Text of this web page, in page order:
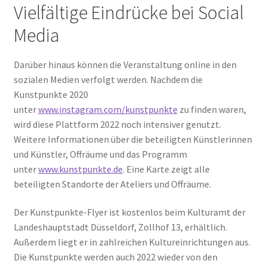
Vielfältige Eindrücke bei Social
Media
Darüber hinaus können die Veranstaltung online in den
sozialen Medien verfolgt werden. Nachdem die
Kunstpunkte 2020
unterwww.instagram.com/kunstpunkte zu finden waren,
wird diese Plattform 2022 noch intensiver genutzt.
Weitere Informationen über die beteiligten Künstlerinnen
und Künstler, Offräume und das Programm
unterwww.kunstpunkte.de. Eine Karte zeigt alle
beteiligten Standorte der Ateliers und Offräume.
Der Kunstpunkte-Flyer ist kostenlos beim Kulturamt der
Landeshauptstadt Düsseldorf, Zollhof 13, erhältlich.
Außerdem liegt er in zahlreichen Kultureinrichtungen aus.
Die Kunstpunkte werden auch 2022 wieder von den